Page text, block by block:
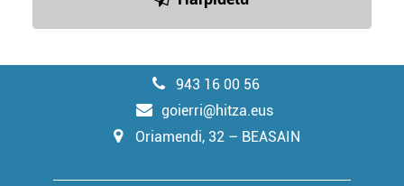
943 16 00 56
goierri@hitza.eus
Oriamendi, 32 – BEASAIN